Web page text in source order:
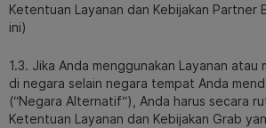
Ketentuan Layanan dan Kebijakan Partner
ini)
1.3. Jika Anda menggunakan Layanan atau
di negara selain negara tempat Anda
(“Negara Alternatif“), Anda harus secara
Ketentuan Layanan dan Kebijakan Grab